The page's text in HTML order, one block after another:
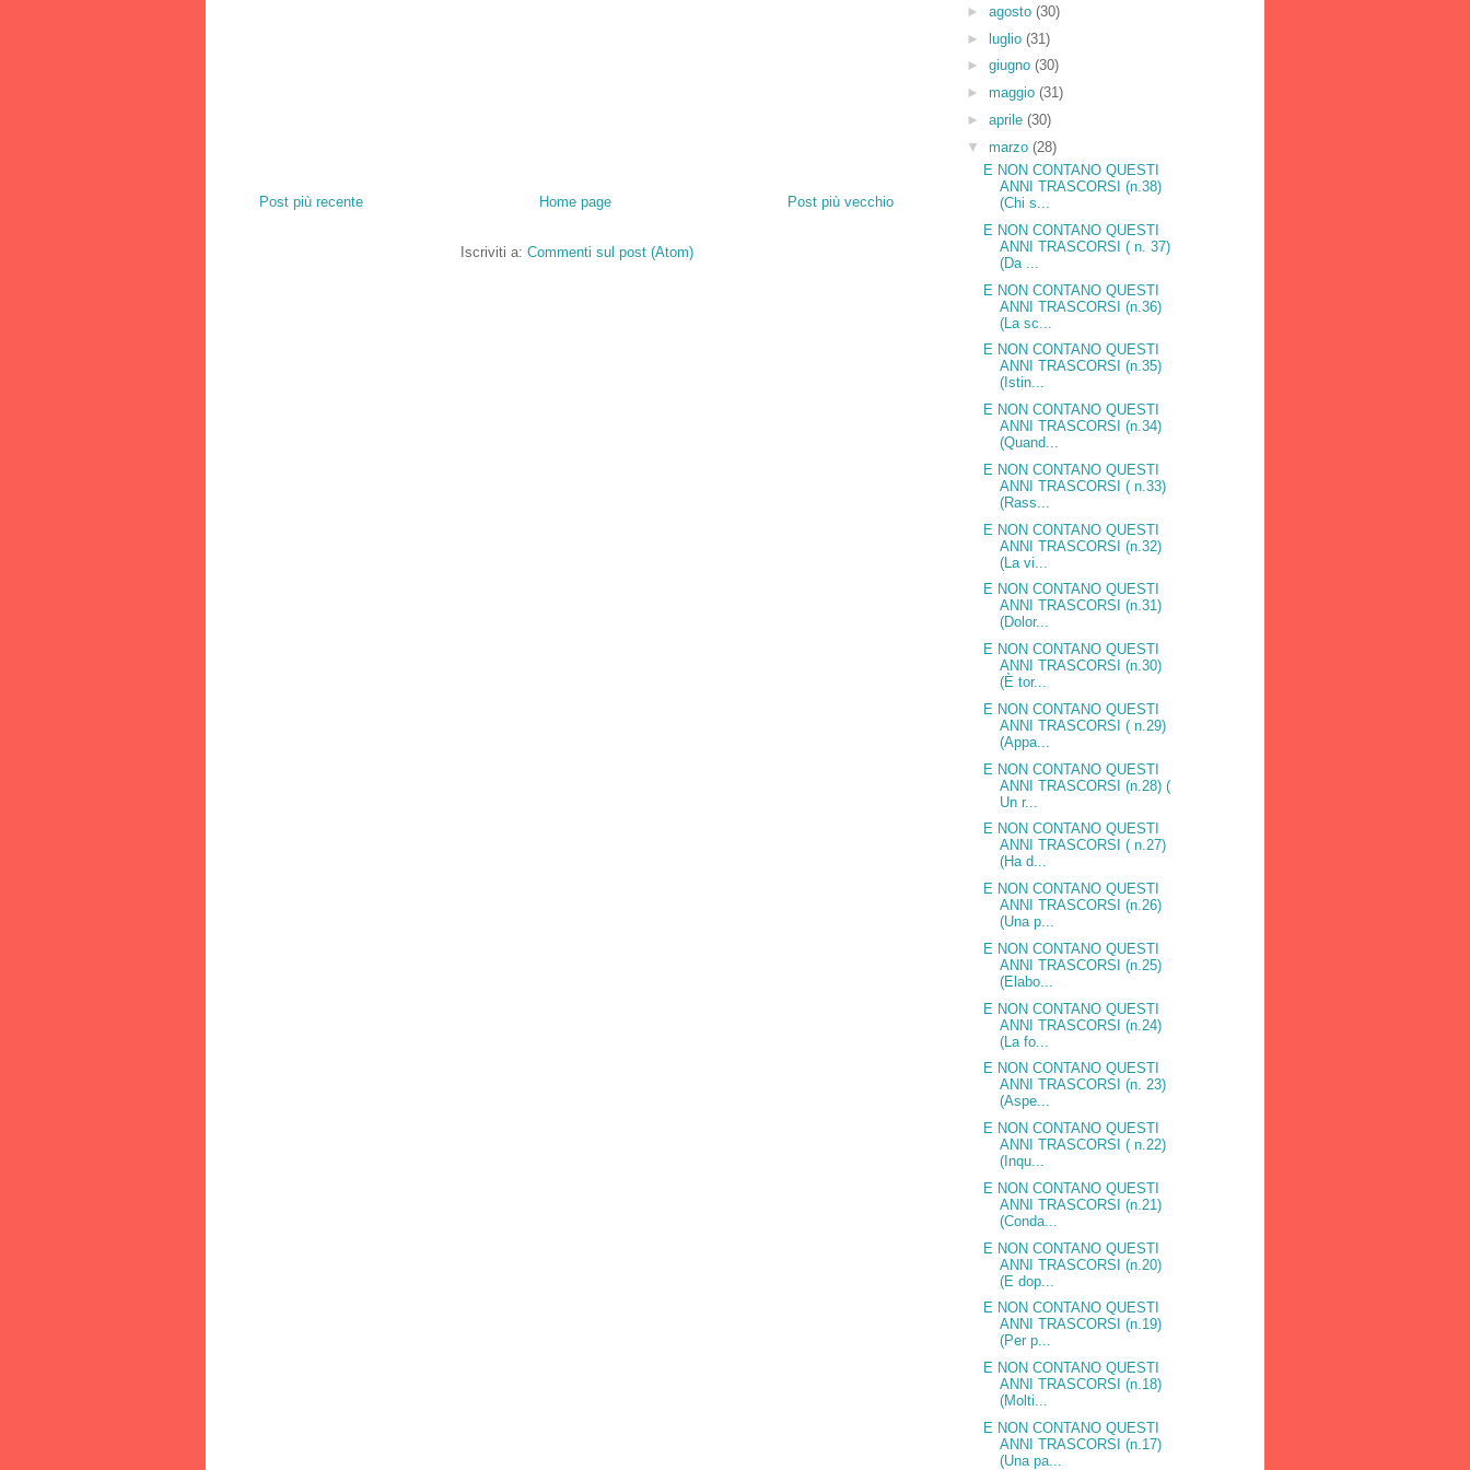
Post più recente Post più vecchio
Home page
Iscriviti a: Commenti sul post (Atom)
► agosto (30)
► luglio (31)
► giugno (30)
► maggio (31)
► aprile (30)
▼ marzo (28)
E NON CONTANO QUESTI
ANNI TRASCORSI (n.38)
(Chi s...
E NON CONTANO QUESTI
ANNI TRASCORSI ( n. 37)
(Da ...
E NON CONTANO QUESTI
ANNI TRASCORSI (n.36)
(La sc...
E NON CONTANO QUESTI
ANNI TRASCORSI (n.35)
(Istin...
E NON CONTANO QUESTI
ANNI TRASCORSI (n.34)
(Quand...
E NON CONTANO QUESTI
ANNI TRASCORSI ( n.33)
(Rass...
E NON CONTANO QUESTI
ANNI TRASCORSI (n.32)
(La vi...
E NON CONTANO QUESTI
ANNI TRASCORSI (n.31)
(Dolor...
E NON CONTANO QUESTI
ANNI TRASCORSI (n.30)
(È tor...
E NON CONTANO QUESTI
ANNI TRASCORSI ( n.29)
(Appa...
E NON CONTANO QUESTI
ANNI TRASCORSI (n.28) (
Un r...
E NON CONTANO QUESTI
ANNI TRASCORSI ( n.27)
(Ha d...
E NON CONTANO QUESTI
ANNI TRASCORSI (n.26)
(Una p...
E NON CONTANO QUESTI
ANNI TRASCORSI (n.25)
(Elabo...
E NON CONTANO QUESTI
ANNI TRASCORSI (n.24)
(La fo...
E NON CONTANO QUESTI
ANNI TRASCORSI (n. 23)
(Aspe...
E NON CONTANO QUESTI
ANNI TRASCORSI ( n.22)
(Inqu...
E NON CONTANO QUESTI
ANNI TRASCORSI (n.21)
(Conda...
E NON CONTANO QUESTI
ANNI TRASCORSI (n.20)
(E dop...
E NON CONTANO QUESTI
ANNI TRASCORSI (n.19)
(Per p...
E NON CONTANO QUESTI
ANNI TRASCORSI (n.18)
(Molti...
E NON CONTANO QUESTI
ANNI TRASCORSI (n.17)
(Una pa...